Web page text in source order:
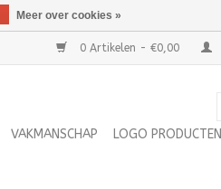
0 Artikelen - €0,00
VAKMANSCHAP LOGO PRODUCTEN
Meer over cookies »